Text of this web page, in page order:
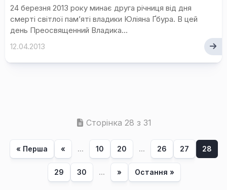
24 березня 2013 року минає друга річниця від дня
смерті світлої пам’яті владики Юліяна Ґбура. В цей
день Преосвященний Владика...
12.04.2013
Сторінка 28 з 31
« Перша « ... 10 20 ... 26 27 28
29 30 ... » Остання »